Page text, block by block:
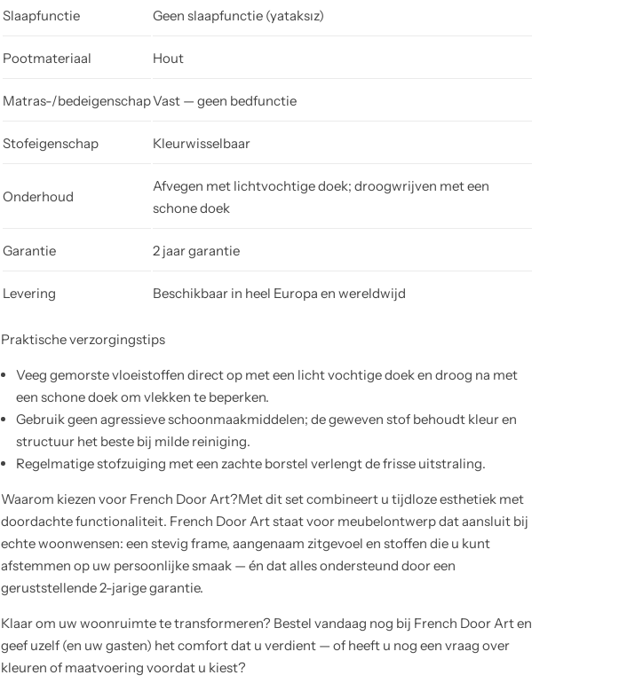
Slaapfunctie Geen slaapfunctie (yatak­sız)
Pootmateriaal Hout
Matras-/bedeigenschapVast — geen bedfunctie
Stofeigenschap Kleurwisselbaar
Onderhoud
Afvegen met lichtvochtige doek; droogwrijven met een
schone doek
Garantie 2 jaar garantie
Levering Beschikbaar in heel Europa en wereldwijd
Praktische verzorgingstips
Veeg gemorste vloeistoffen direct op met een licht vochtige doek en droog na met
een schone doek om vlekken te beperken.
Gebruik geen agressieve schoonmaakmiddelen; de geweven stof behoudt kleur en
structuur het beste bij milde reiniging.
Regelmatige stofzuiging met een zachte borstel verlengt de frisse uitstraling.
Waarom kiezen voor French Door Art?Met dit set combineert u tijdloze esthetiek met
doordachte functionaliteit. French Door Art staat voor meubelontwerp dat aansluit bij
echte woonwensen: een stevig frame, aangenaam zitgevoel en stoffen die u kunt
afstemmen op uw persoonlijke smaak — én dat alles ondersteund door een
geruststellende 2-jarige garantie.
Klaar om uw woonruimte te transformeren? Bestel vandaag nog bij French Door Art en
geef uzelf (en uw gasten) het comfort dat u verdient — of heeft u nog een vraag over
kleuren of maatvoering voordat u kiest?